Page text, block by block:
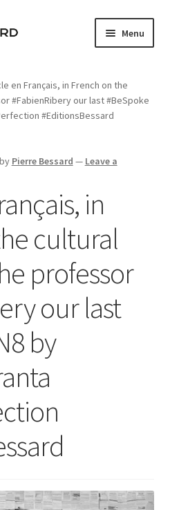
Menu
en Français, in French on the
#FabienRibery our last #BeSpoke
#EditionsBessard
by Pierre Bessard — Leave a
in
cultural
professor
our last
by